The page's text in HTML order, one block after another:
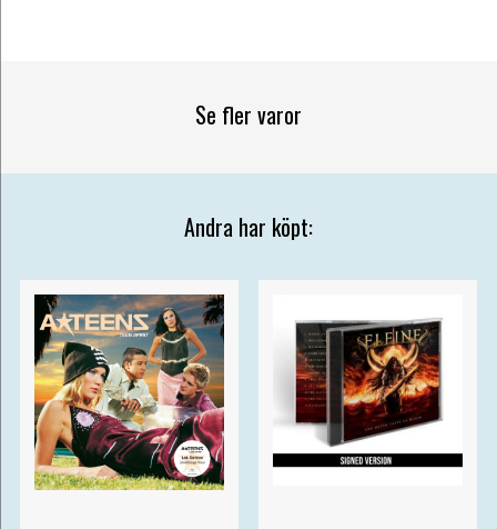
Se fler varor
Andra har köpt: